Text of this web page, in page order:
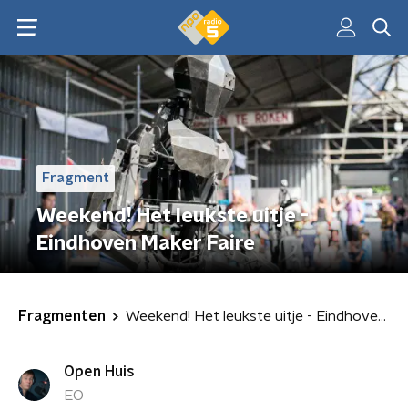
Fragment
Weekend! Het leukste uitje -
Eindhoven Maker Faire
Fragmenten Weekend! Het leukste uitje - Eindhoven Maker Faire
Open Huis
EO